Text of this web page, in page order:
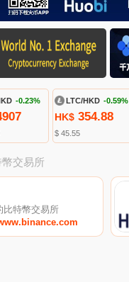
-0.23% LTC/HKD -0.59%
HK$354.88
$ 45.55
交易所
比特幣交易所